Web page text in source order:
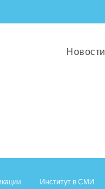
Новости
Институт в СМИ